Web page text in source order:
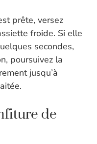
prête, versez
froide. Si elle
secondes,
poursuivez la
jusqu’à
de